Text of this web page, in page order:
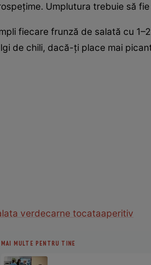
Umplutura trebuie să
fiecare frunză de salată cu
de chili, dacă-ți place mai
verdecarne tocataaperitiv
MAI MULTE PENTRU TINE